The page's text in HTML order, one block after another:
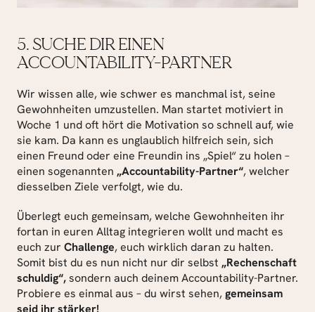
5. SUCHE DIR EINEN
ACCOUNTABILITY-PARTNER
Wir wissen alle, wie schwer es manchmal ist, seine
Gewohnheiten umzustellen. Man startet motiviert in
Woche 1 und oft hört die Motivation so schnell auf, wie
sie kam. Da kann es unglaublich hilfreich sein, sich
einen Freund oder eine Freundin ins „Spiel“ zu holen –
einen sogenannten „Accountability-Partner“, welcher
diesselben Ziele verfolgt, wie du.
Überlegt euch gemeinsam, welche Gewohnheiten ihr
fortan in euren Alltag integrieren wollt und macht es
euch zur Challenge, euch wirklich daran zu halten.
Somit bist du es nun nicht nur dir selbst „Rechenschaft
schuldig“, sondern auch deinem Accountability-Partner.
Probiere es einmal aus – du wirst sehen, gemeinsam